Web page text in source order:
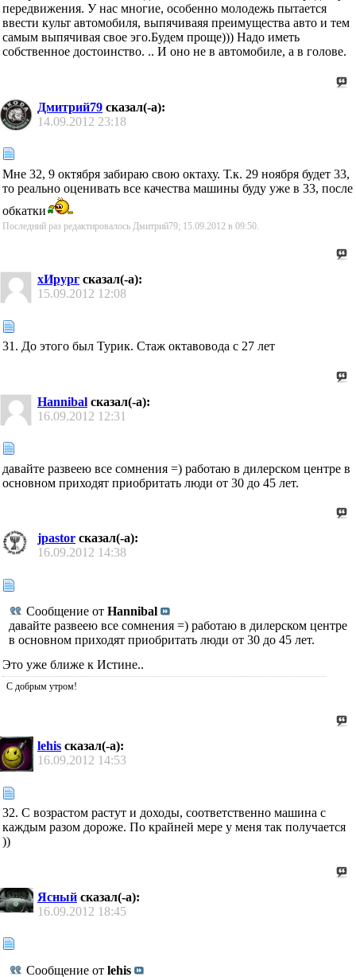
передвижения. У нас многие, особенно молодежь пытается
ввести культ автомобиля, выпячиваяя преимущества авто и тем
самым выпячивая свое эго.Будем проще))) Надо иметь
собственное достоинство. .. И оно не в автомобиле, а в голове.
Дмитрий79 сказал(-а):
14.09.2012 23:18
Мне 32, 9 октября забираю свою октаху. Т.к. 29 ноября будет 33,
то реально оценивать все качества машины буду уже в 33, после
обкатки
Последний раз редактировалось Дмитрий79; 15.09.2012 в 09:50.
хИрург сказал(-а):
15.09.2012 12:08
31. До этого был Турик. Стаж октавовода с 27 лет
Hannibal сказал(-а):
16.09.2012 12:31
давайте развеею все сомнения =) работаю в дилерском центре в
основном приходят приобритать люди от 30 до 45 лет.
jpastor сказал(-а):
16.09.2012 14:38
Сообщение от Hannibal
давайте развеею все сомнения =) работаю в дилерском центре
в основном приходят приобритать люди от 30 до 45 лет.
Это уже ближе к Истине..
C добрым утром!
lehis сказал(-а):
16.09.2012 14:53
32. С возрастом растут и доходы, соответственно машина с
каждым разом дороже. По крайней мере у меня так получается
))
Ясный сказал(-а):
16.09.2012 18:45
Сообщение от lehis